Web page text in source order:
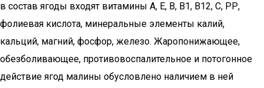
в состав ягоды входят витамины А, Е, В, В1, В12, С, РР,
фолиевая кислота, минеральные элементы калий,
кальций, магний, фосфор, железо. Жаропонижающее,
обезболивающее, противовоспалительное и потогонное
действие ягод малины обусловлено наличием в ней